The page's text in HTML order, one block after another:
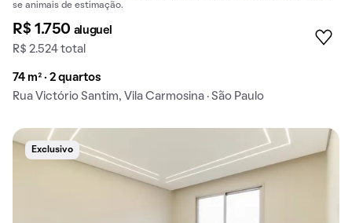
se animais de estimação.
R$ 1.750 aluguel
R$ 2.524 total
74 m² · 2 quartos
Rua Victório Santim, Vila Carmosina · São Paulo
Exclusivo